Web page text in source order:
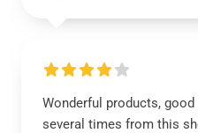
Wonderful products,
several times from this